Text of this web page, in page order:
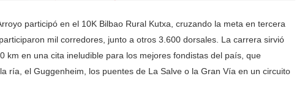
participó en el 10K Bilbao Rural Kutxa, cruzando la meta en tercera
mil corredores, junto a otros 3.600 dorsales. La carrera sirvió
km en una cita ineludible para los mejores fondistas del país, que
ría, el Guggenheim, los puentes de La Salve o la Gran Vía en un circuito